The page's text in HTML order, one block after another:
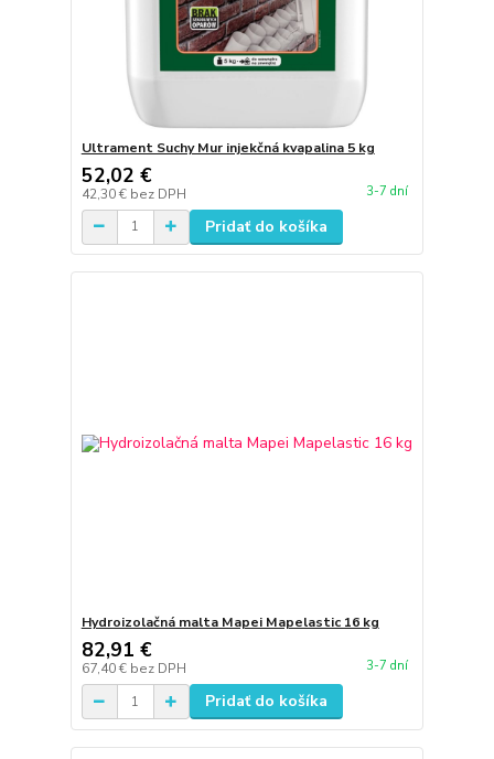
Ultrament Suchy Mur injekčná kvapalina 5 kg
52,02 €
42,30 € bez DPH 3-7 dní
Pridať do košíka
Hydroizolačná malta Mapei Mapelastic 16 kg
82,91 €
67,40 € bez DPH 3-7 dní
Pridať do košíka